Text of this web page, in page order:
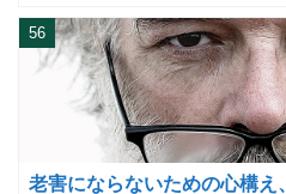
老害にならないための心構え
56